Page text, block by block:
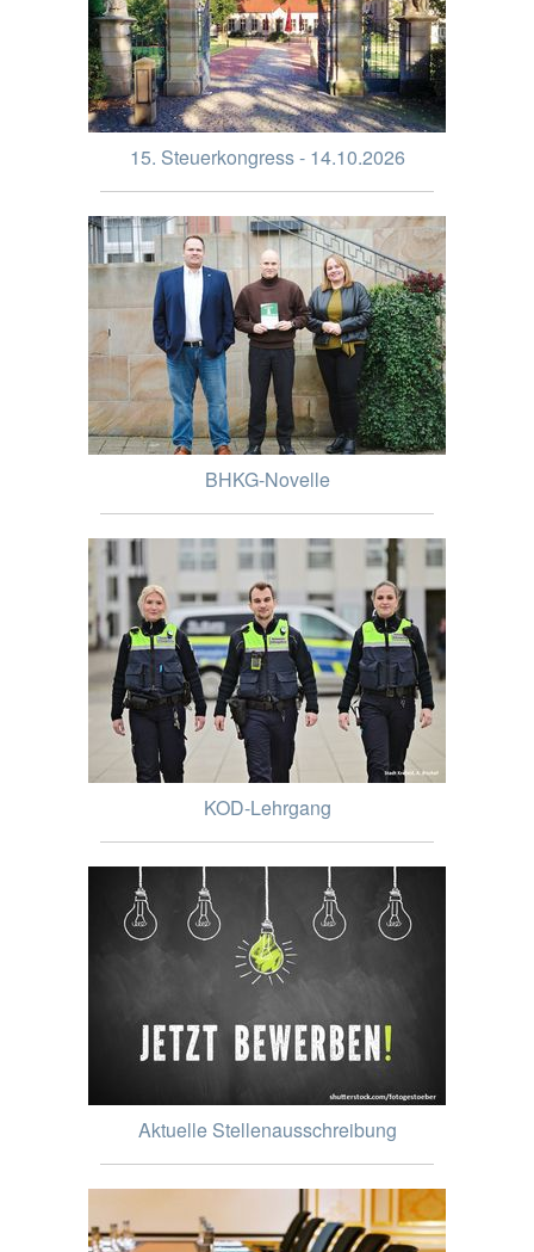
15. Steuerkongress - 14.10.2026
BHKG-Novelle
KOD-Lehrgang
Aktuelle Stellenausschreibung